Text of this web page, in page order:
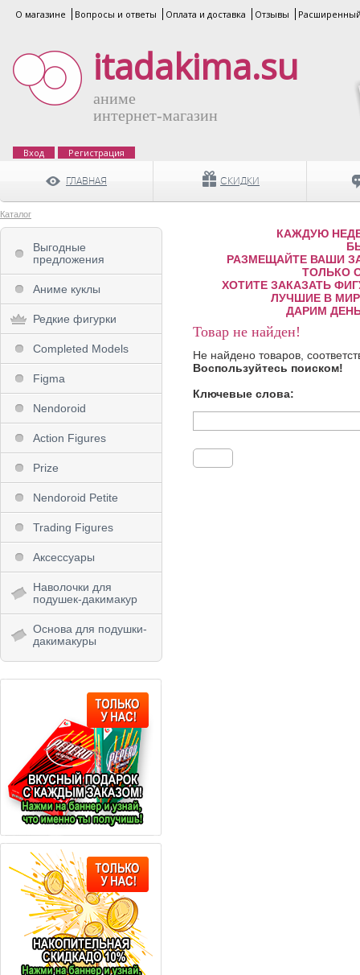
О магазине Вопросы и ответы Оплата и доставка Отзывы
itadakima.su
аниме
интернет-магазин
Вход Регистрация
ГЛАВНАЯ СКИДКИ
Каталог
КАЖДУЮ
РАЗМЕЩАЙТЕ ВАШИ
ТОЛЬКО
ХОТИТЕ ЗАКАЗАТЬ
ЛУЧШИЕ В
ДАРИМ
Товар не найден!
Не найдено товаров,
Воспользуйтесь поиском!
Ключевые слова:
Выгодные
предложения
Аниме куклы
Редкие фигурки
Completed Models
Figma
Nendoroid
Action Figures
Prize
Nendoroid Petite
Trading Figures
Аксессуары
Наволочки для
подушек-дакимакур
Основа для подушки-
дакимакуры